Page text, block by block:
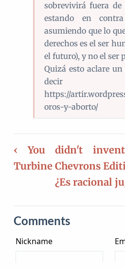
sobrevivirá fuera
estando en
asumiendo que lo
derechos es el ser
el futuro), y no el ser
Quizá esto aclare
decir
https://
oros-y-aborto/
‹ You didn't
Turbine Chevrons
¿Es racional
Comments